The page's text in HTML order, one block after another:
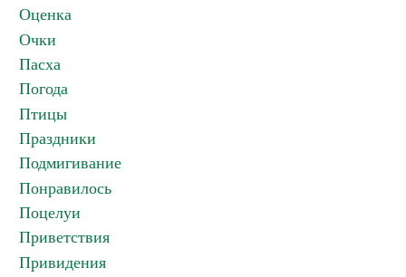
Оценка
Очки
Пасха
Погода
Птицы
Праздники
Подмигивание
Понравилось
Поцелуи
Приветствия
Привидения